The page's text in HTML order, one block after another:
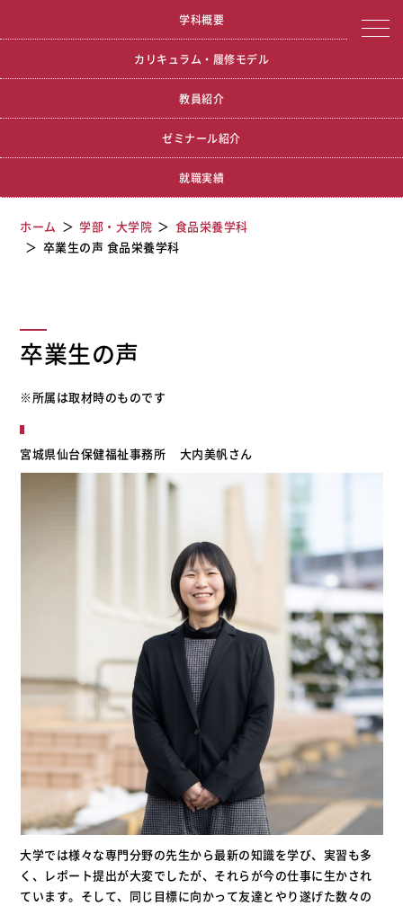
卒業生の声 食品栄養学科
学科概要
カリキュラム・履修モデル
教員紹介
ゼミナール紹介
就職実績
ホーム 学部・大学院
食品栄養学科
卒業生の声 食品栄養学科
卒業生の声
※所属は取材時のものです
宮城県仙台保健福祉事務所 大内美帆さん
大学では様々な専門分野の先生から最新の知識を学び、実習も多
く、レポート提出が大変でしたが、それらが今の仕事に生かされ
ています。そして、同じ目標に向かって友達とやり遂げた数々の